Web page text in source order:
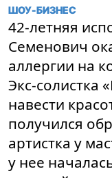
ШОУ-БИЗНЕС
42-летняя
Семенович
аллергии на
Экс-солистка
навести
получился
артистка у
у нее